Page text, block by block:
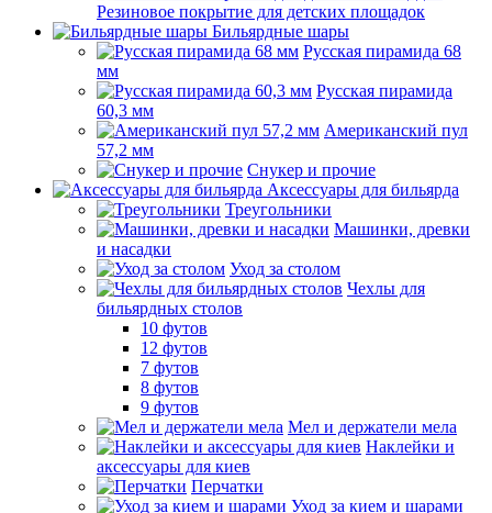
Резиновое покрытие для детских площадок
Бильярдные шары
Русская пирамида 68
мм
Русская пирамида
60,3 мм
Американский пул
57,2 мм
Снукер и прочие
Аксессуары для бильярда
Треугольники
Машинки, древки
и насадки
Уход за столом
Чехлы для
бильярдных столов
10 футов
12 футов
7 футов
8 футов
9 футов
Мел и держатели мела
Наклейки и
аксессуары для киев
Перчатки
Уход за кием и шарами